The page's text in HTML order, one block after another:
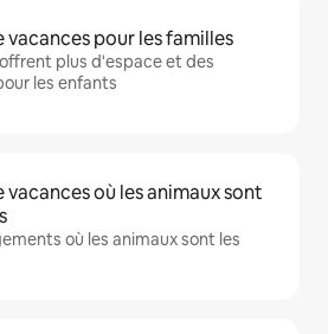
vacances pour les familles
plus d'espace et des
les enfants
vacances où les animaux sont
où les animaux sont les